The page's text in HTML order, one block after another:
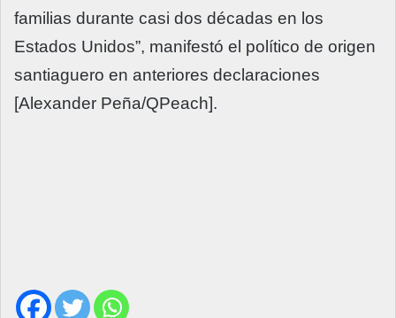
familias durante casi dos décadas en los
Estados Unidos”, manifestó el político de origen
santiaguero en anteriores declaraciones
[Alexander Peña/QPeach].